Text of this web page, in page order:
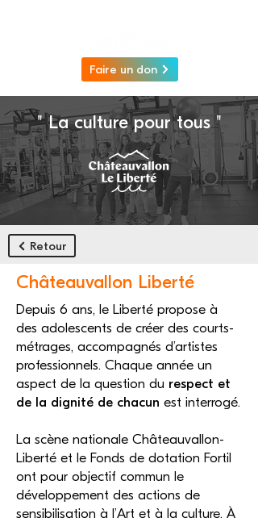
Faire un don
" La culture pour tous "
Retour
Châteauvallon Liberté
Depuis 6 ans, le Liberté propose à
des adolescents de créer des courts-
métrages, accompagnés d’artistes
professionnels. Chaque année un
aspect de la question du respect et
de la dignité de chacun est interrogé.
La scène nationale Châteauvallon-
Liberté et le Fonds de dotation Fortil
ont pour objectif commun le
développement des actions de
sensibilisation à l’Art et à la culture. À